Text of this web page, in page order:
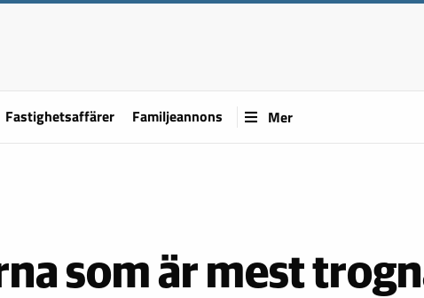
Fastighetsaffärer Familjeannons Mer
som är mest